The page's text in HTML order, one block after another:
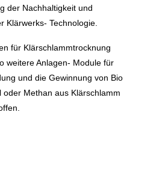
der Nachhaltigkeit und
Klärwerks- Technologie.
für Klärschlammtrocknung
weitere Anlagen- Module für
und die Gewinnung von Bio
oder Methan aus Klärschlamm